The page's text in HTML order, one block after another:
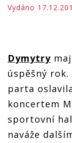
Vydáno
Dymytry
úspěšný
parta
koncertem
sportovní
naváže